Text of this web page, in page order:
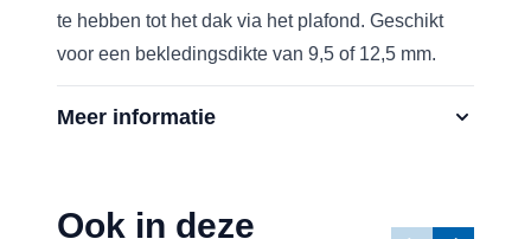
te hebben tot het dak via het plafond. Geschikt
voor een bekledingsdikte van 9,5 of 12,5 mm.
Meer informatie
Ook in deze